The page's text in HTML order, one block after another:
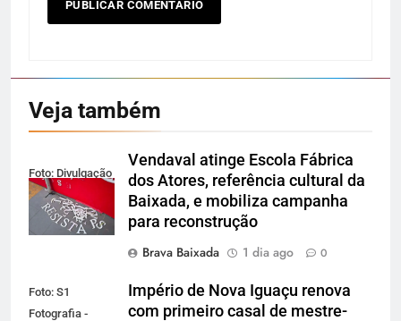
Veja também
Foto: Divulgação
Vendaval atinge Escola Fábrica
dos Atores, referência cultural da
Baixada, e mobiliza campanha
para reconstrução
Brava Baixada
1 dia ago 0
Foto: S1
Fotografia -
Império de Nova Iguaçu renova
com primeiro casal de mestre-